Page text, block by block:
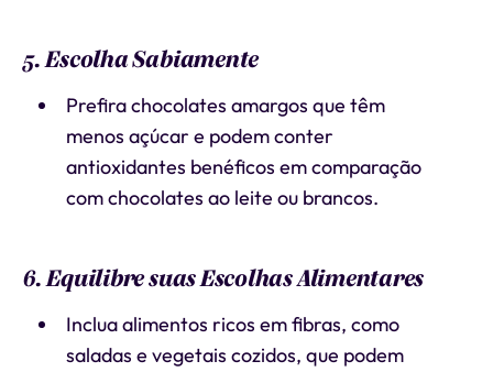
5. Escolha Sabiamente
Prefira chocolates amargos que têm
menos açúcar e podem conter
antioxidantes benéficos em comparação
com chocolates ao leite ou brancos.
6. Equilibre suas Escolhas Alimentares
Inclua alimentos ricos em fibras, como
saladas e vegetais cozidos, que podem